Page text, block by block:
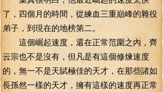
了，四個月的時間，從練血三重巔峰的雜役
弟子，到現在的地榜第二。
這個崛起速度，還在正常范圍之內，齊
云宗也不是沒有，但凡是有這個修煉速度
的，無一不是天賦極佳的天才，在那些諸如
長孫然一樣的天才，擁有這樣的速度再正常